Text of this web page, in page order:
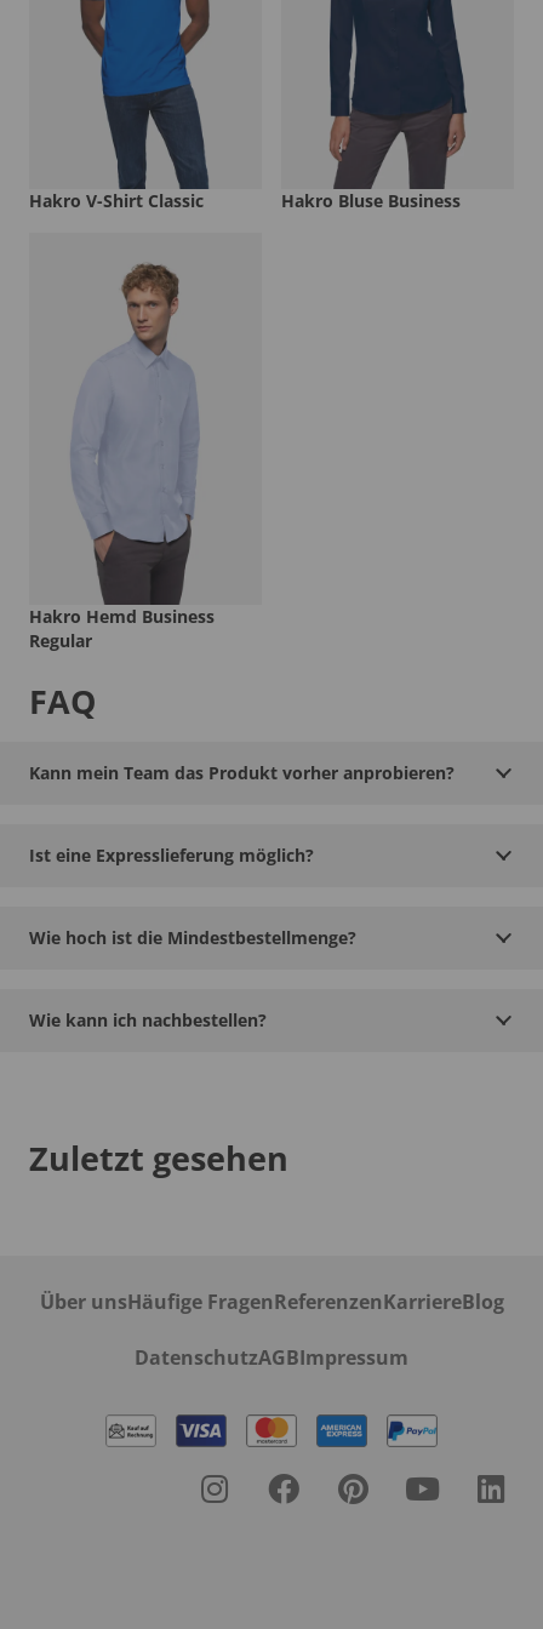
Hakro V-Shirt Classic Hakro Bluse Business
Hakro Hemd Business
Regular
FAQ
Kann mein Team das Produkt vorher anprobieren?
Ist eine Expresslieferung möglich?
Wie hoch ist die Mindestbestellmenge?
Wie kann ich nachbestellen?
Zuletzt gesehen
Über unsHäufige FragenReferenzenKarriereBlog
DatenschutzAGBImpressum